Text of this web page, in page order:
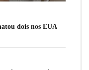
dois nos EUA